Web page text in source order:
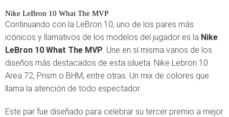
Nike LeBron 10 What The MVP
Continuando con la LeBron 10, uno de los pares más
icónicos y llamativos de los modelos del jugador es la Nike
LeBron 10 What The MVP. Une en sí misma varios de los
diseños más destacados de esta silueta: Nike Lebron 10
Area 72, Prism o BHM, entre otras. Un mix de colores que
llama la atención de todo espectador.
Este par fue diseñado para celebrar su tercer premio a mejor